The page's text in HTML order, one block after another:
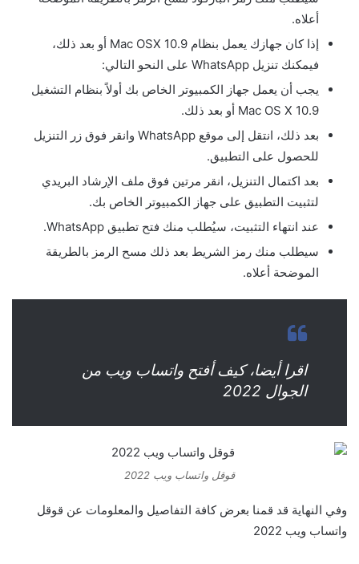
أعلاه.
إذا كان جهازك يعمل بنظام Mac OSX 10.9 أو بعد ذلك،
فيمكنك تنزيل WhatsApp على النحو التالي:
يجب أن يعمل جهاز الكمبيوتر الخاص بك أولاً بنظام التشغيل
Mac OS X 10.9 أو بعد ذلك.
بعد ذلك، انتقل إلى موقع WhatsApp وانقر فوق زر التنزيل
للحصول على التطبيق.
بعد اكتمال التنزيل، انقر مرتين فوق ملف الإرشاد البريدي
لتثبيت التطبيق على جهاز الكمبيوتر الخاص بك.
عند انتهاء التثبيت، سيُطلب منك فتح تطبيق WhatsApp.
سيطلب منك رمز الشريط بعد ذلك مسح الرمز بالطريقة
الموضحة أعلاه.
اقرا أيضا، كيف أفتح واتساب ويب من
الجوال 2022
قوقل واتساب ويب 2022
وفي النهاية قد قمنا بعرض كافة التفاصيل والمعلومات عن قوقل
واتساب ويب 2022